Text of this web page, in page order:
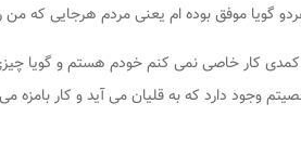
گویا موفق بوده ام یعنی مردم هرجایی که من
کار خاصی نمی کنم خودم هستم و گویا
وجود دارد که به قلیان می آید و کار